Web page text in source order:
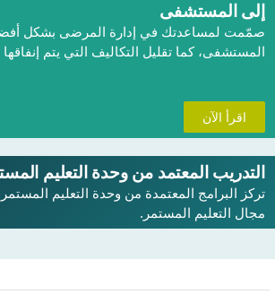
إلى المستشفى
صمّمت لمساعدتك في إدارة المرضى بشكل
المستشفى، كما تقليل التكاليف التي يتم إنفاقها
اقرأ الآن
التدريب المعتمد من وحدة التعليم
تركز البرامج المعتمدة من وحدة التعليم
مجال التعليم المستمر.